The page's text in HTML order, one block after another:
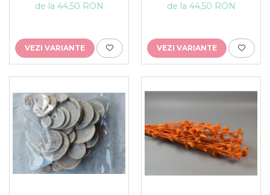
de la 44,50 RON
VEZI VARIANTE
de la 44,50 RON
VEZI VARIANTE